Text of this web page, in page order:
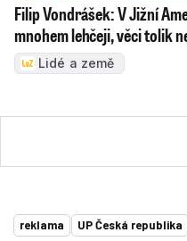
Filip Vondrášek: V Jižní
mnohem lehčeji, věci tolik
Lidé a země
reklama UP Česká republika